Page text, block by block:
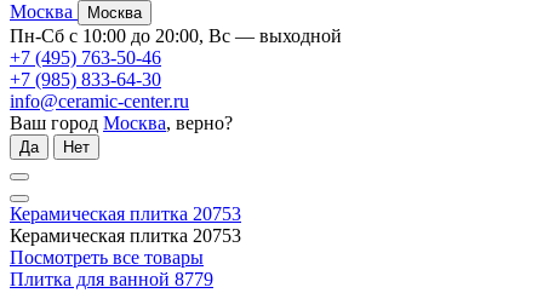
Москва
Москва
Пн-Сб с 10:00 до 20:00, Вс — выходной
+7 (495) 763-50-46
+7 (985) 833-64-30
info@ceramic-center.ru
Ваш город Москва, верно?
Да Нет
Керамическая плитка 20753
Керамическая плитка 20753
Посмотреть все товары
Плитка для ванной 8779